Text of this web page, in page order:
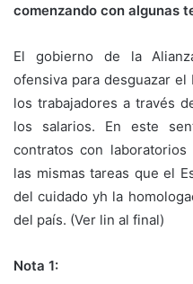
comenzando con algunas
El gobierno de la
ofensiva para desguazar
los trabajadores a través
los salarios. En este
contratos con
las mismas tareas que el
del cuidado yh la
del país. (Ver lin al final)
Nota 1: